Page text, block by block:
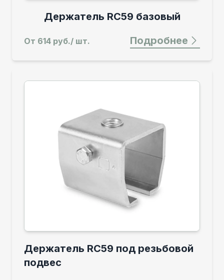
Держатель RC59 базовый
От 614 руб./ шт. Подробнее
Держатель RC59 под резьбовой
подвес